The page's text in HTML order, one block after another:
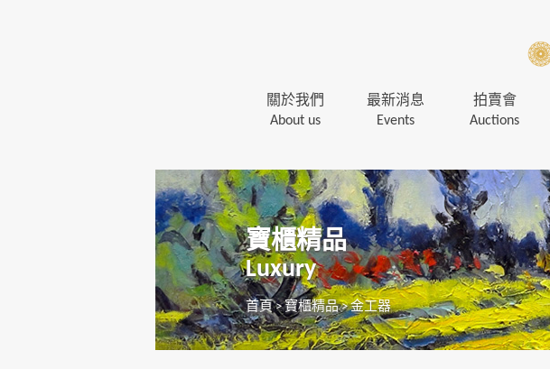
關於我們
About us
最新消息
Events
拍賣會
Auctions
寶櫃精品
Luxury
首頁>寶櫃精品>金工器